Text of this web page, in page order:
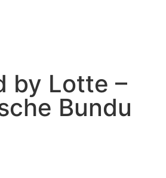
by Lotte –
Bundu